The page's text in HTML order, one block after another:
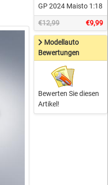
GP 2024 Maisto 1:18
€12,99 €9,99
Modellauto
Bewertungen
Bewerten Sie diesen
Artikel!